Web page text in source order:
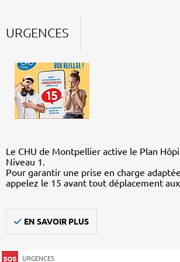
URGENCES
Le CHU de Montpellier active le Plan
Niveau 1.
Pour garantir une prise en charge
appelez le 15 avant tout déplacement
EN SAVOIR PLUS
URGENCES